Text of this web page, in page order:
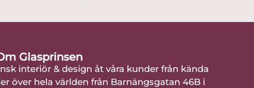
Glasprinsen
interiör & design åt våra kunder från kända
över hela världen från Barnängsgatan 46B i